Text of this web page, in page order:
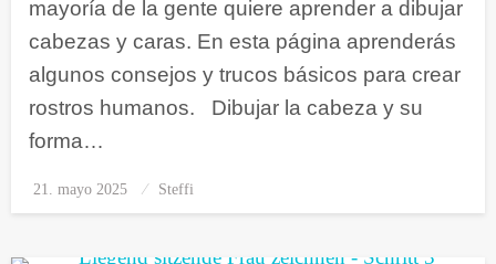
mayoría de la gente quiere aprender a dibujar
cabezas y caras. En esta página aprenderás
algunos consejos y trucos básicos para crear
rostros humanos. Dibujar la cabeza y su
forma…
Publicado
el
21. mayo 2025 Steffi